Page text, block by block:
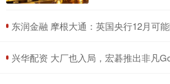
东润金融 摩根大通：英国央行12月可
兴华配资 大厂也入局，宏碁推出非凡Go闺蜜机，华硕